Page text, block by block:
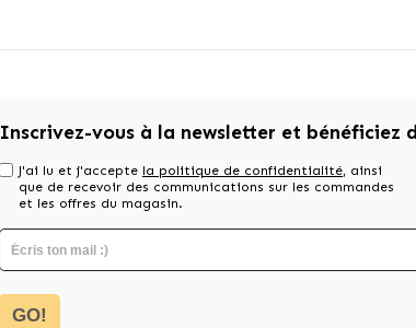
Inscrivez-vous à la newsletter et bénéficiez
J'ai lu et j'accepte la politique de confidentialité, ainsi
que de recevoir des communications sur les commandes
et les offres du magasin.
GO!